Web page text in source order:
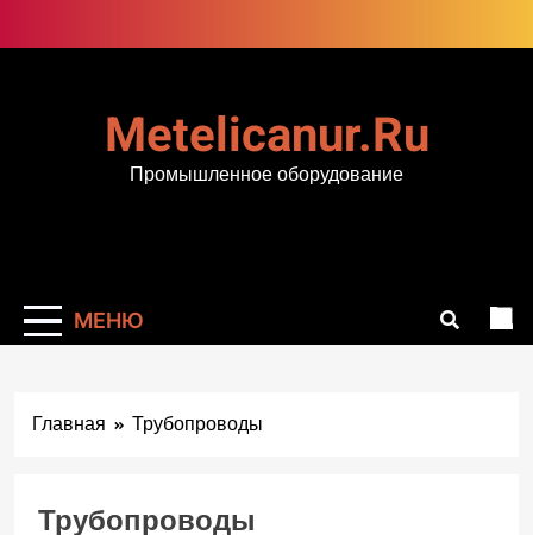
к
Metelicanur.ru
Промышленное оборудование
МЕНЮ
Главная Трубопроводы
Трубопроводы